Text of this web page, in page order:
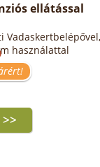
ellátással
Vadaskertbelépővel,
használattal